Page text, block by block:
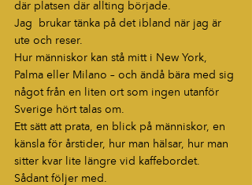
där platsen där allting började.
Jag  brukar tänka på det ibland när jag är
ute och reser.
Hur människor kan stå mitt i New York,
Palma eller Milano – och ändå bära med sig
något från en liten ort som ingen utanför
Sverige hört talas om.
Ett sätt att prata, en blick på människor, en
känsla för årstider, hur man hälsar, hur man
sitter kvar lite längre vid kaffebordet.
Sådant följer med.